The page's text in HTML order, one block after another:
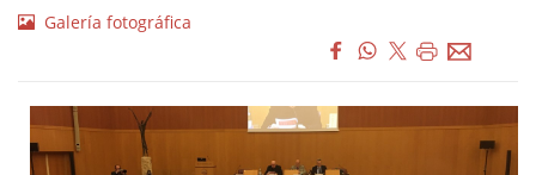
Galería fotográfica